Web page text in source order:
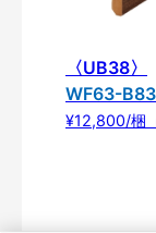
〈UB38〉
WF63-
¥12,800/梱